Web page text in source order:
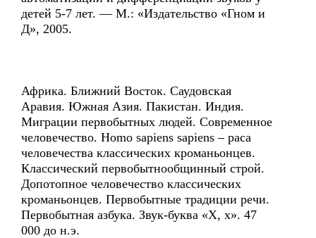
детей 5-7 лет. — М.: «Издательство «Гном и
Д», 2005.
Африка. Ближний Восток. Саудовская
Аравия. Южная Азия. Пакистан. Индия.
Миграции первобытных людей. Современное
человечество. Homo sapiens sapiens – раса
человечества классических кроманьонцев.
Классический первобытнообщинный строй.
Допотопное человечество классических
кроманьонцев. Первобытные традиции речи.
Первобытная азбука. Звук-буква «Х, х». 47
000 до н.э.